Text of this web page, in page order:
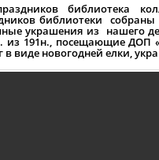
библиотека
библиотеки
украшения из нашего
191н., посещающие ДОП
виде новогодней елки,